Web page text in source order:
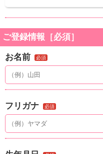
ご登録情報［必須］
お名前 必須
フリガナ 必須